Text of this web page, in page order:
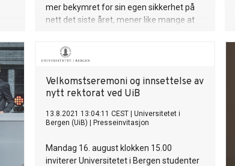
mer bekymret for sin egen sikkerhet på
nett det siste året, mener like mange at
dataangrep vil ramme deres
arbeidsplass.
Velkomstseremoni og innsettelse av
nytt rektorat ved UiB
13.8.2021 13:04:11 CEST
Universitetet i
Bergen (UiB)
Presseinvitasjon
Mandag 16. august klokken 15.00
inviterer Universitetet i Bergen studenter